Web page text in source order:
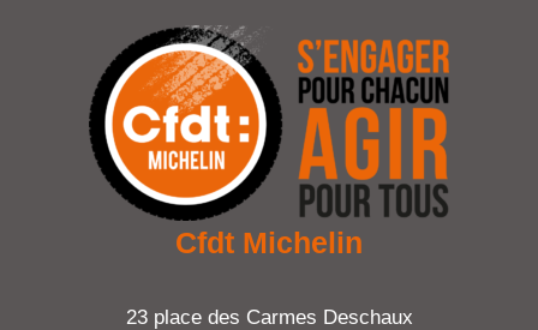
Cfdt Michelin
23 place des Carmes Deschaux